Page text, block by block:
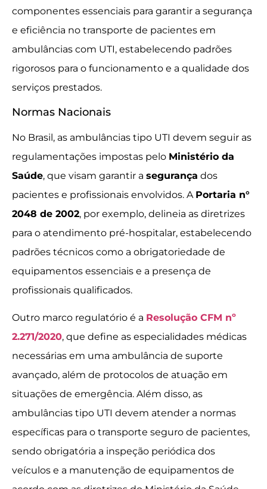
componentes essenciais para garantir a segurança
e eficiência no transporte de pacientes em
ambulâncias com UTI, estabelecendo padrões
rigorosos para o funcionamento e a qualidade dos
serviços prestados.
Normas Nacionais
No Brasil, as ambulâncias tipo UTI devem seguir as
regulamentações impostas pelo Ministério da
Saúde, que visam garantir a segurança dos
pacientes e profissionais envolvidos. A Portaria n°
2048 de 2002, por exemplo, delineia as diretrizes
para o atendimento pré-hospitalar, estabelecendo
padrões técnicos como a obrigatoriedade de
equipamentos essenciais e a presença de
profissionais qualificados.
Outro marco regulatório é a Resolução CFM nº
2.271/2020, que define as especialidades médicas
necessárias em uma ambulância de suporte
avançado, além de protocolos de atuação em
situações de emergência. Além disso, as
ambulâncias tipo UTI devem atender a normas
específicas para o transporte seguro de pacientes,
sendo obrigatória a inspeção periódica dos
veículos e a manutenção de equipamentos de